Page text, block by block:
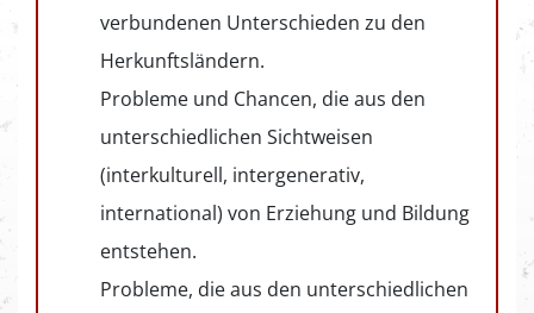
verbundenen Unterschieden zu den
Herkunftsländern.
Probleme und Chancen, die aus den
unterschiedlichen Sichtweisen
(interkulturell, intergenerativ,
international) von Erziehung und Bildung
entstehen.
Probleme, die aus den unterschiedlichen